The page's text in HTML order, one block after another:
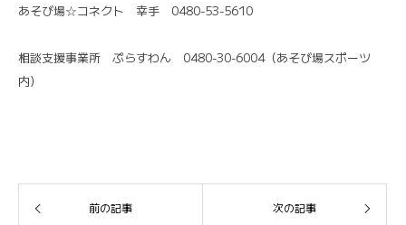
あそび場☆コネクト 幸手 0480-53-5610
相談支援事業所 ぷらすわん 0480-30-6004（あそび場スポーツ
内）
前の記事 次の記事